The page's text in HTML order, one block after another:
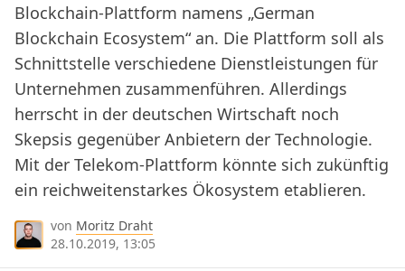
Blockchain-Plattform namens „German
Blockchain Ecosystem“ an. Die Plattform soll als
Schnittstelle verschiedene Dienstleistungen für
Unternehmen zusammenführen. Allerdings
herrscht in der deutschen Wirtschaft noch
Skepsis gegenüber Anbietern der Technologie.
Mit der Telekom-Plattform könnte sich zukünftig
ein reichweitenstarkes Ökosystem etablieren.
von Moritz Draht
28.10.2019, 13:05